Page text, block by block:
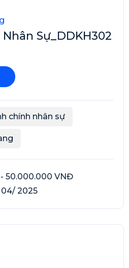
Sự_DDKH302
chính nhân sự
50.000.000 VNĐ
2025